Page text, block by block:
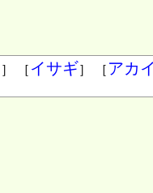
］ ［ イサギ］ ［ アカ